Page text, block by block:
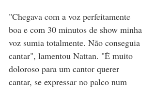
"Chegava com a voz perfeitamente
boa e com 30 minutos de show minha
voz sumia totalmente. Não conseguia
cantar", lamentou Nattan. "É muito
doloroso para um cantor querer
cantar, se expressar no palco num